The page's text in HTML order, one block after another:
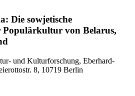
Die sowjetische
Populärkultur von Belarus,
und Kulturforschung, Eberhard-
8, 10719 Berlin